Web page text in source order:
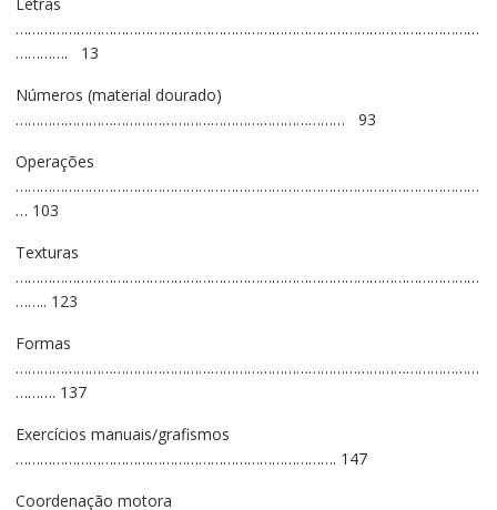
Letras
……………………………………………………………………………………………………
…………. 13
Números (material dourado)
……………………………………………………………………… 93
Operações
……………………………………………………………………………………………………
… 103
Texturas
……………………………………………………………………………………………………
…….. 123
Formas
……………………………………………………………………………………………………
………. 137
Exercícios manuais/grafismos
……………………………………………………………………. 147
Coordenação motora